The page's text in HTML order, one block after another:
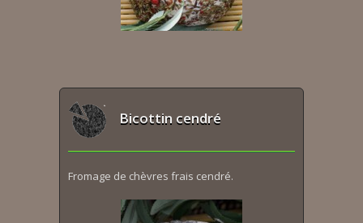
Bicottin cendré
Fromage de chèvres frais cendré.